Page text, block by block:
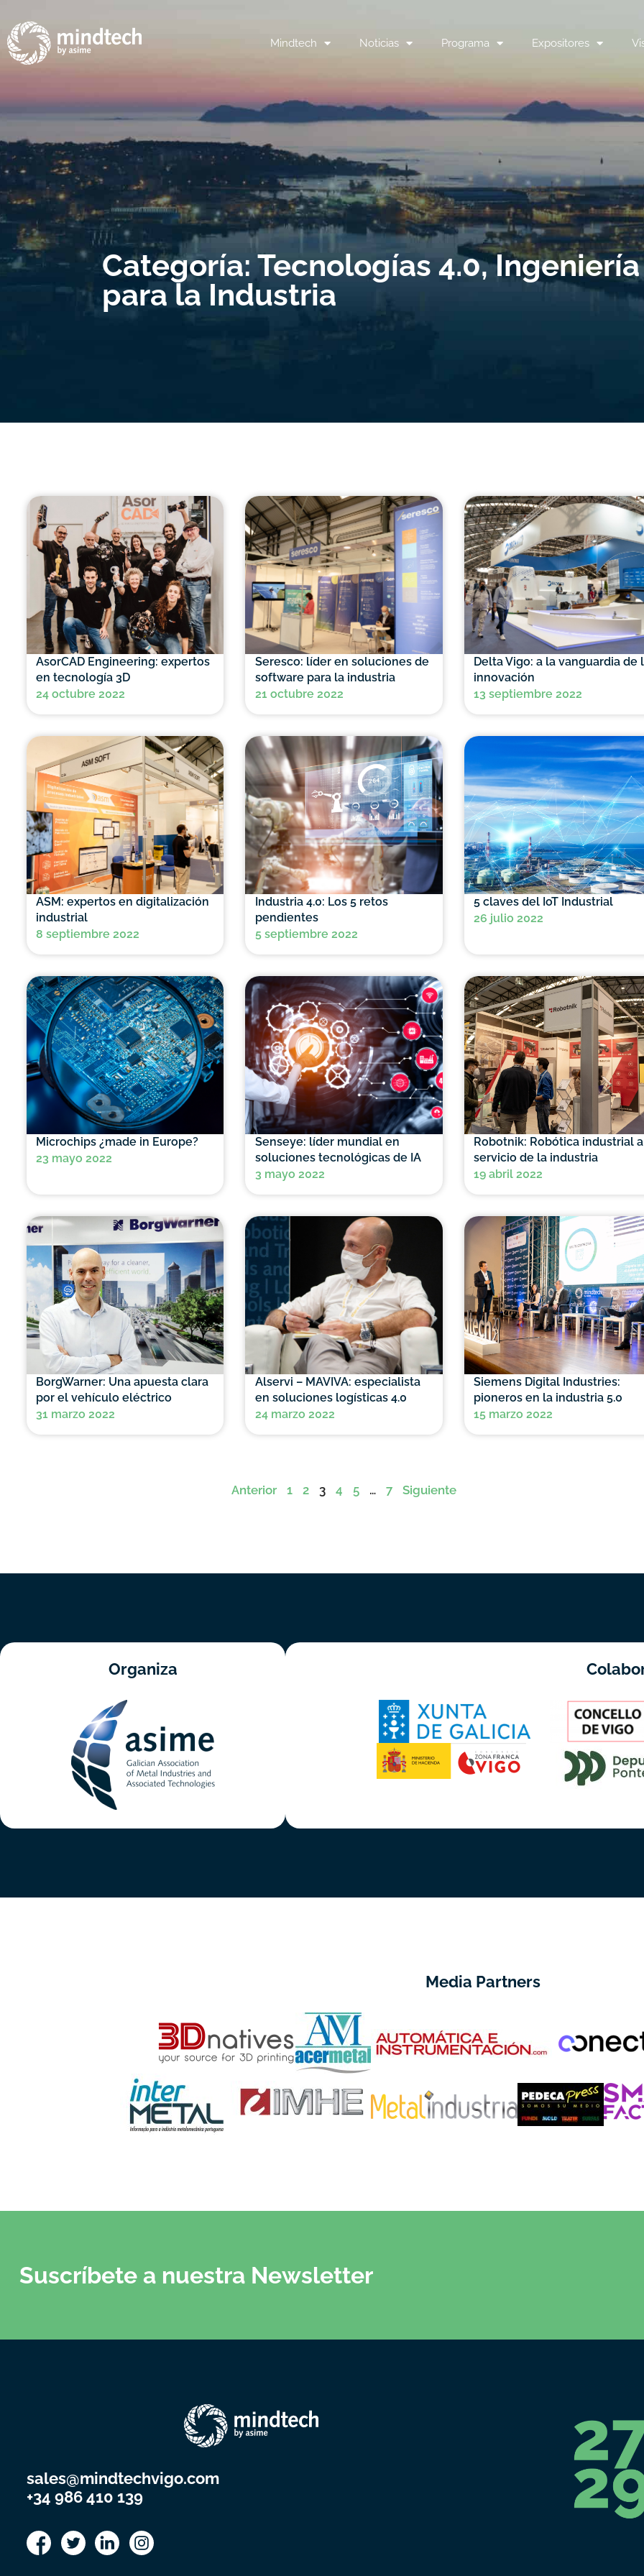
Mindtech Noticias Programa Expositores
Categoría: Tecnologías 4.0,
para la Industria
AsorCAD Engineering: expertos
en tecnología 3D
24 octubre 2022
Seresco: líder en soluciones de
software para la industria
21 octubre 2022
Delta Vigo: a la vanguardia de
innovación
13 septiembre 2022
ASM: expertos en digitalización
industrial
8 septiembre 2022
Industria 4.0: Los 5 retos
pendientes
5 septiembre 2022
5 claves del IoT Industrial
26 julio 2022
Microchips ¿made in Europe?
23 mayo 2022
Senseye: líder mundial en
soluciones tecnológicas de IA
3 mayo 2022
Robotnik: Robótica industrial
servicio de la industria
19 abril 2022
BorgWarner: Una apuesta clara
por el vehículo eléctrico
31 marzo 2022
Alservi – MAVIVA: especialista
en soluciones logísticas 4.0
24 marzo 2022
Siemens Digital Industries:
pioneros en la industria 5.0
15 marzo 2022
Anterior 1 2 3 4 5 … 7 Siguiente
Organiza
Media Partners
Suscríbete a nuestra Newsletter
sales@mindtechvigo.com
+34 986 410 139